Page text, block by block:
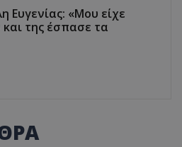
Ευγενίας: «Μου είχε
της έσπασε τα